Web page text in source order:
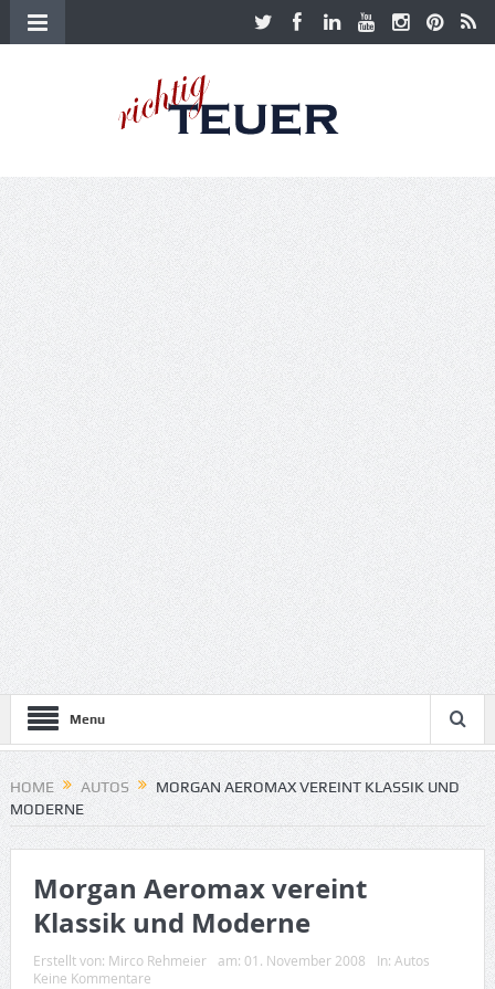
Menu
HOME AUTOS
MORGAN AEROMAX VEREINT KLASSIK UND
MODERNE
Morgan Aeromax vereint
Klassik und Moderne
Erstellt von: Mirco Rehmeier am: 01. November 2008 In: Autos
Keine Kommentare